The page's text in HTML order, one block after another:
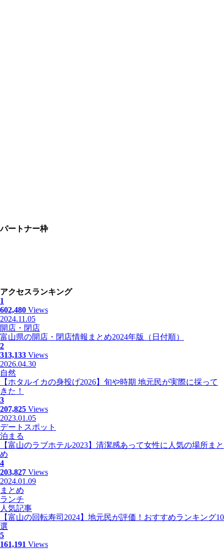
パートナー枠
アクセスランキング
1
602,480 Views
2024.11.05
開店・閉店
富山県の開店・閉店情報まとめ2024年版（日付順）
2
313,133 Views
2026.04.30
自然
【ホタルイカの身投げ2026】旬や時期 地元民が実際に採って
きた！
3
207,825 Views
2023.01.05
デートスポット
泊まる
【富山のラブホテル2023】清潔感あって女性に人気の場所まと
め
4
203,827 Views
2024.01.09
まとめ
ランチ
人気記事
【富山の回転寿司2024】地元民が評価！おすすめランキング10
選
5
161,191 Views